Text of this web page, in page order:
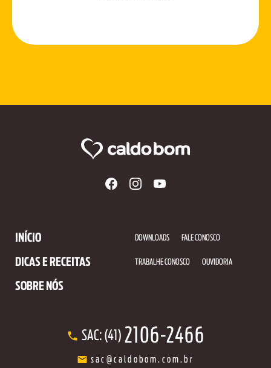
INÍCIO
DICAS E RECEITAS
SOBRE NÓS
DOWNLOADS FALE CONOSCO
TRABALHE CONOSCO OUVIDORIA
SAC: (41) 2106-2466
sac@caldobom.com.br